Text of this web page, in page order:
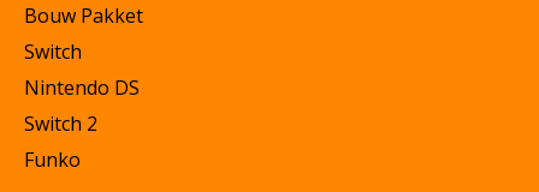
Bouw Pakket
Switch
Nintendo DS
Switch 2
Funko